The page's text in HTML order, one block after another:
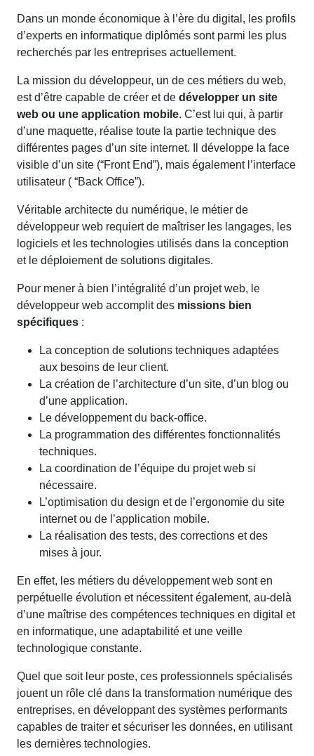
Dans un monde économique à l’ère du digital, les profils
d’experts en informatique diplômés sont parmi les plus
recherchés par les entreprises actuellement.
La mission du développeur, un de ces métiers du web,
est d’être capable de créer et de développer un site
web ou une application mobile. C’est lui qui, à partir
d’une maquette, réalise toute la partie technique des
différentes pages d’un site internet. Il développe la face
visible d’un site (“Front End”), mais également l’interface
utilisateur ( “Back Office”).
Véritable architecte du numérique, le métier de
développeur web requiert de maîtriser les langages, les
logiciels et les technologies utilisés dans la conception
et le déploiement de solutions digitales.
Pour mener à bien l’intégralité d’un projet web, le
développeur web accomplit des missions bien
spécifiques :
La conception de solutions techniques adaptées
aux besoins de leur client.
La création de l’architecture d’un site, d’un blog ou
d’une application.
Le développement du back-office.
La programmation des différentes fonctionnalités
techniques.
La coordination de l’équipe du projet web si
nécessaire.
L’optimisation du design et de l’ergonomie du site
internet ou de l’application mobile.
La réalisation des tests, des corrections et des
mises à jour.
En effet, l es métiers du développement web sont en
perpétuelle évolution et nécessitent également, au-delà
d’une maîtrise des compétences techniques en digital et
en informatique, une adaptabilité et une veille
technologique constante.
Quel que soit leur poste, ces professionnels spécialisés
jouent un rôle clé dans la transformation numérique des
entreprises, en développant des systèmes performants
capables de traiter et sécuriser les données, en utilisant
les dernières technologies.